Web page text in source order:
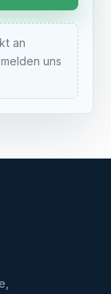
an
uns